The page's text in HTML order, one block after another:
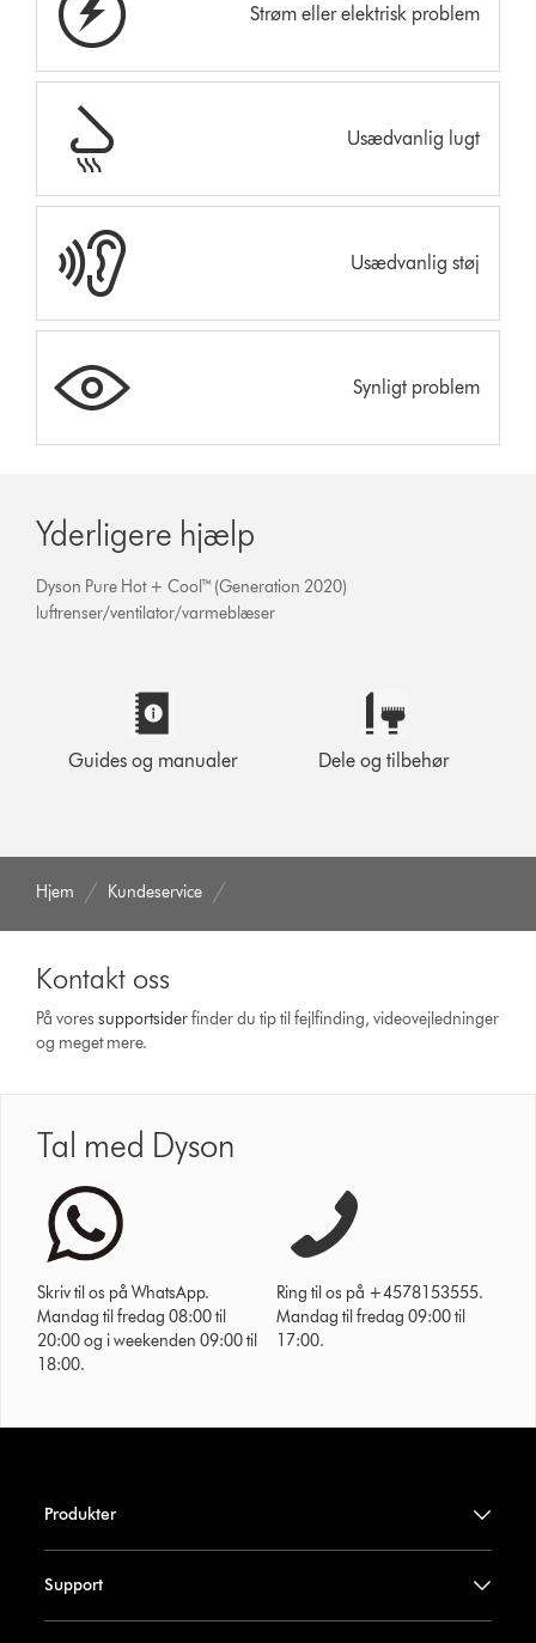
Strøm eller elektrisk problem
Usædvanlig lugt
Usædvanlig støj
Synligt problem
Yderligere hjælp
Dyson Pure Hot + Cool™ (Generation 2020)
luftrenser/ventilator/varmeblæser
Guides og manualer Dele og tilbehør
Hjem Kundeservice
Kontakt oss
På voressupport­siderfinder du tip til fejlfinding, video­vejledninger
og meget mere.
Tal med Dyson
Skriv til os på WhatsApp.
Mandag til fredag 08:00 til
20:00 og i weekenden 09:00 til
18:00.
Ring til os på +4578153555.
Mandag til fredag 09:00 til
17:00.
Produkter
Support